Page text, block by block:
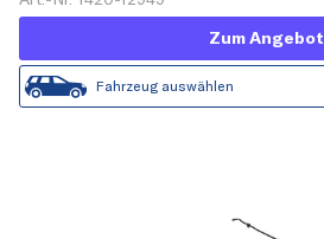
Zum Angebot
Fahrzeug auswählen